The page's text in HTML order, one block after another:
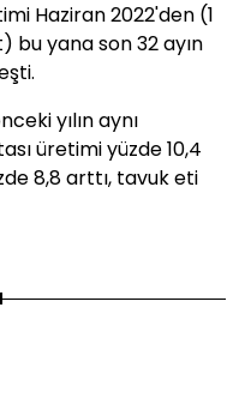
Haziran 2022'den (1
bu yana son 32 ayın
yılın aynı
üretimi yüzde 10,4
8,8 arttı, tavuk eti